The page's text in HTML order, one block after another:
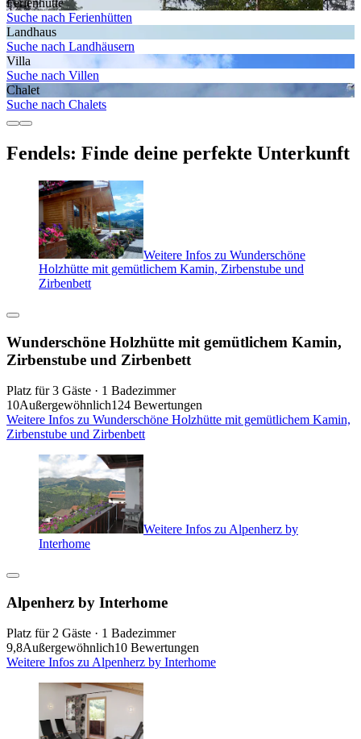
Suche nach Ferienhütten
Landhaus
Suche nach Landhäusern
Villa
Suche nach Villen
Chalet
Suche nach Chalets
Fendels: Finde deine perfekte Unterkunft
Weitere Infos zu Wunderschöne
Holzhütte mit gemütlichem Kamin, Zirbenstube und
Zirbenbett
Wunderschöne Holzhütte mit gemütlichem Kamin,
Zirbenstube und Zirbenbett
Platz für 3 Gäste · 1 Badezimmer
10Außergewöhnlich124 Bewertungen
Weitere Infos zu Wunderschöne Holzhütte mit gemütlichem Kamin,
Zirbenstube und Zirbenbett
Weitere Infos zu Alpenherz by
Interhome
Alpenherz by Interhome
Platz für 2 Gäste · 1 Badezimmer
9,8Außergewöhnlich10 Bewertungen
Weitere Infos zu Alpenherz by Interhome